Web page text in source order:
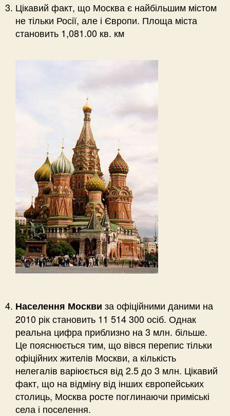
Цікавий факт, що Москва є найбільшим містом
не тільки Росії, але і Європи. Площа міста
становить 1,081.00 кв. км
Населення Москви за офіційними даними на
2010 рік становить 11 514 300 осіб. Однак
реальна цифра приблизно на 3 млн. більше.
Це пояснюється тим, що вівся перепис тільки
офіційних жителів Москви, а кількість
нелегалів варіюється від 2.5 до 3 млн. Цікавий
факт, що на відміну від інших європейських
столиць, Москва росте поглинаючи приміські
села і поселення.